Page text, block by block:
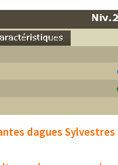
dagues Sylvestres